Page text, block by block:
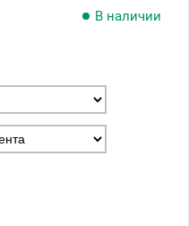
В наличии